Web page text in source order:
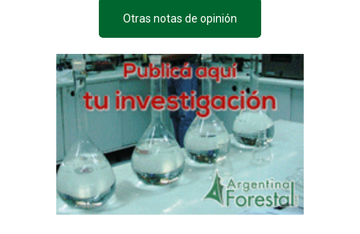
Otras notas de opinión